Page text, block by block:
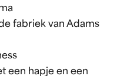
fabriek van Adams
een hapje en een